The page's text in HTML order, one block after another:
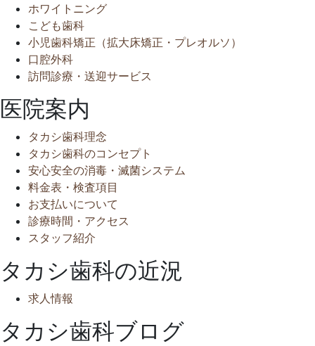
り ホワイトニング
こども歯科
小児歯科矯正（拡大床矯正・プレオルソ）
口腔外科
訪問診療・送迎サービス
医院案内
タカシ歯科理念
タカシ歯科のコンセプト
安心安全の消毒・滅菌システム
料金表・検査項目
お支払いについて
診療時間・アクセス
スタッフ紹介
タカシ歯科の近況
求人情報
タカシ歯科ブログ